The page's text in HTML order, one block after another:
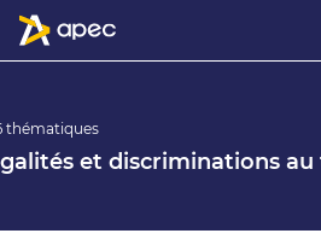
thématiques
et discriminations au